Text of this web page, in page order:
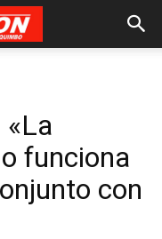
«La
funciona
con